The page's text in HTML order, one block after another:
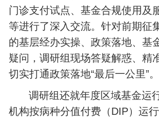
门诊支付试点、基金合规使用及
等进行了深入交流。针对前期征
的基层经办实操、政策落地、基
疑问，调研组现场答疑解惑、精
切实打通政策落地“最后一公里”。
调研组还就年度区域基金运
机构按病种分值付费（DIP）运